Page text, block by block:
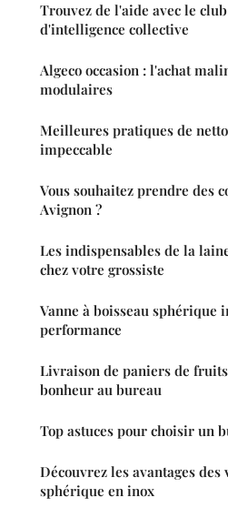
Trouvez de l'aide avec le
d'intelligence collective
Algeco occasion : l'achat
modulaires
Meilleures pratiques de
impeccable
Vous souhaitez prendre des
Avignon ?
Les indispensables de la
chez votre grossiste
Vanne à boisseau sphérique
performance
Livraison de paniers de
bonheur au bureau
Top astuces pour choisir un
Découvrez les avantages des
sphérique en inox